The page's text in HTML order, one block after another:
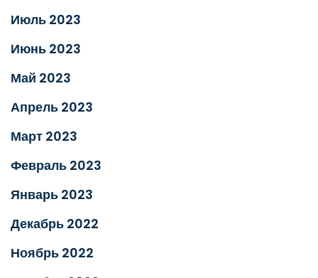
Июль 2023
Июнь 2023
Май 2023
Апрель 2023
Март 2023
Февраль 2023
Январь 2023
Декабрь 2022
Ноябрь 2022